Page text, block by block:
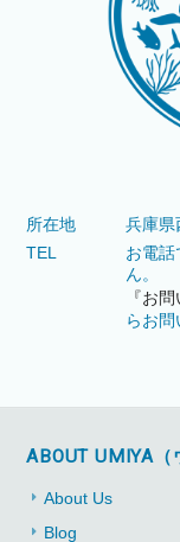
所在地
兵庫県
TEL
お電
ん。
『お
らお問
ABOUT UMIYA（
About Us
Blog